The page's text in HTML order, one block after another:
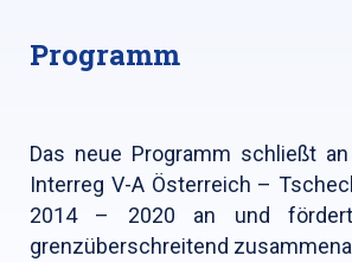
Programm
Das neue Programm schließt
Interreg V-A Österreich –
2014 – 2020 an und
grenzüberschreitend